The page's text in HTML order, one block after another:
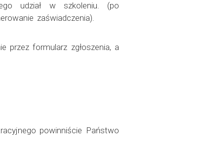
udział w szkoleniu. (po
zaświadczenia).
przez formularz zgłoszenia, a
powinniście Państwo